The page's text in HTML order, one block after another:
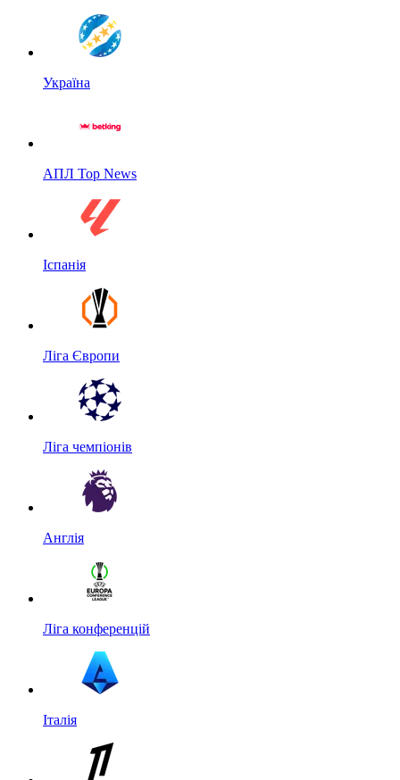
Україна
АПЛ Top News
Іспанія
Ліга Європи
Ліга чемпіонів
Англія
Ліга конференцій
Італія